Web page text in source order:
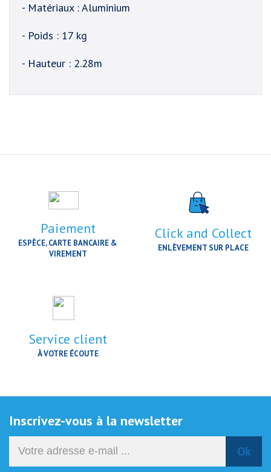
- Matériaux : Aluminium
- Poids : 17 kg
- Hauteur : 2.28m
Paiement
ESPÈCE, CARTE BANCAIRE &
VIREMENT
Click and Collect
ENLÈVEMENT SUR PLACE
Service client
À VOTRE ÉCOUTE
Inscrivez-vous à la newsletter